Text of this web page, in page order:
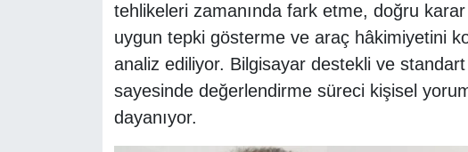
tehlikeleri zamanında fark etme, doğru
uygun tepki gösterme ve araç hâkimiyetini
analiz ediliyor. Bilgisayar destekli ve
sayesinde değerlendirme süreci kişisel
dayanıyor.